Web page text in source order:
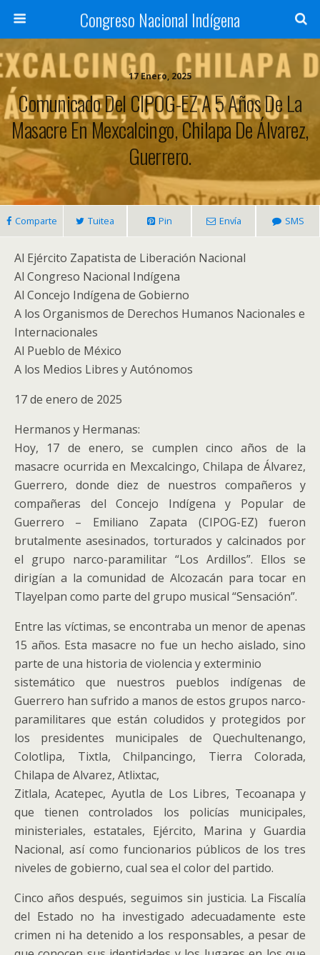
Congreso Nacional Indígena
17 Enero, 2025
Comunicado Del CIPOG-EZ A 5 Años De La
Masacre En Mexcalcingo, Chilapa De Álvarez,
Guerrero.
Comparte Tuitea Pin Envía SMS
Al Ejército Zapatista de Liberación Nacional
Al Congreso Nacional Indígena
Al Concejo Indígena de Gobierno
A los Organismos de Derechos Humanos Nacionales e
Internacionales
Al Pueblo de México
A los Medios Libres y Autónomos
17 de enero de 2025
Hermanos y Hermanas:
Hoy, 17 de enero, se cumplen cinco años de la
masacre ocurrida en Mexcalcingo, Chilapa de Álvarez,
Guerrero, donde diez de nuestros compañeros y
compañeras del Concejo Indígena y Popular de
Guerrero – Emiliano Zapata (CIPOG-EZ) fueron
brutalmente asesinados, torturados y calcinados por
el grupo narco-paramilitar “Los Ardillos”. Ellos se
dirigían a la comunidad de Alcozacán para tocar en
Tlayelpan como parte del grupo musical “Sensación”.
Entre las víctimas, se encontraba un menor de apenas
15 años. Esta masacre no fue un hecho aislado, sino
parte de una historia de violencia y exterminio
sistemático que nuestros pueblos indígenas de
Guerrero han sufrido a manos de estos grupos narco-
paramilitares que están coludidos y protegidos por
los presidentes municipales de Quechultenango,
Colotlipa, Tixtla, Chilpancingo, Tierra Colorada,
Chilapa de Alvarez, Atlixtac,
Zitlala, Acatepec, Ayutla de Los Libres, Tecoanapa y
que tienen controlados los policías municipales,
ministeriales, estatales, Ejército, Marina y Guardia
Nacional, así como funcionarios públicos de los tres
niveles de gobierno, cual sea el color del partido.
Cinco años después, seguimos sin justicia. La Fiscalía
del Estado no ha investigado adecuadamente este
crimen ni ha detenido a los responsables, a pesar de